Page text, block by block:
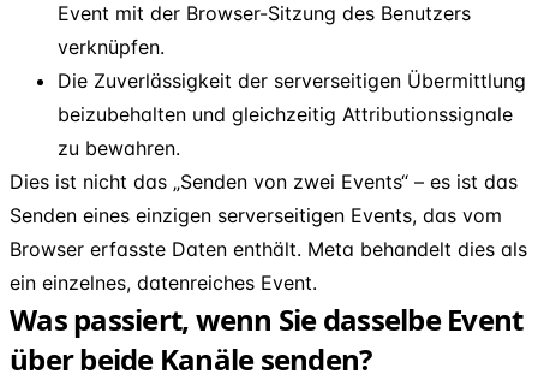
Event mit der Browser-Sitzung des Benutzers
verknüpfen.
Die Zuverlässigkeit der serverseitigen Übermittlung
beizubehalten und gleichzeitig Attributionssignale
zu bewahren.
Dies ist nicht das „Senden von zwei Events“ – es ist das
Senden eines einzigen serverseitigen Events, das vom
Browser erfasste Daten enthält. Meta behandelt dies als
ein einzelnes, datenreiches Event.
Was passiert, wenn Sie dasselbe Event
über beide Kanäle senden?